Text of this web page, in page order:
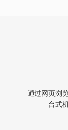
通过网页浏
台式